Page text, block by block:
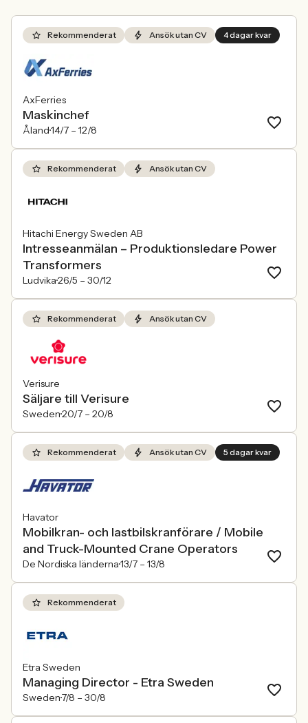
Rekommenderat Ansök utan CV 4 dagar kvar
AxFerries
Maskinchef
Åland14/7 – 12/8
Rekommenderat Ansök utan CV
Hitachi Energy Sweden AB
Intresseanmälan – Produktionsledare Power
Transformers
Ludvika26/5 – 30/12
Rekommenderat Ansök utan CV
Verisure
Säljare till Verisure
Sweden20/7 – 20/8
Rekommenderat Ansök utan CV 5 dagar kvar
Havator
Mobilkran- och lastbilskranförare / Mobile
and Truck-Mounted Crane Operators
De Nordiska länderna13/7 – 13/8
Rekommenderat
Etra Sweden
Managing Director - Etra Sweden
Sweden7/8 – 30/8